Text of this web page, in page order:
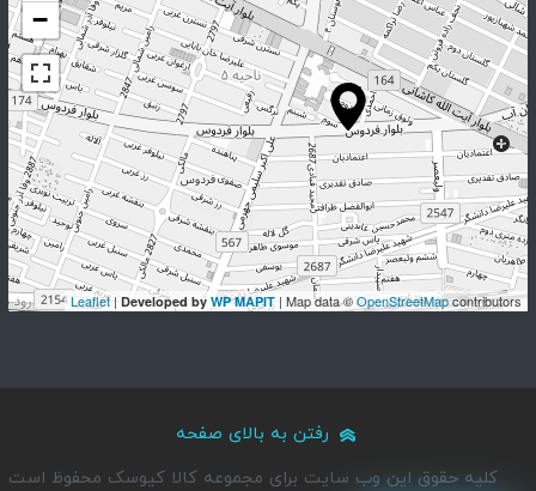
−
Leaflet| Developed by WP MAPIT | Map data ©OpenStreetMapcontributors
رفتن به بالای صفحه
کلیه حقوق این وب سایت برای مجموعه کالا کیوسک محفوظ است